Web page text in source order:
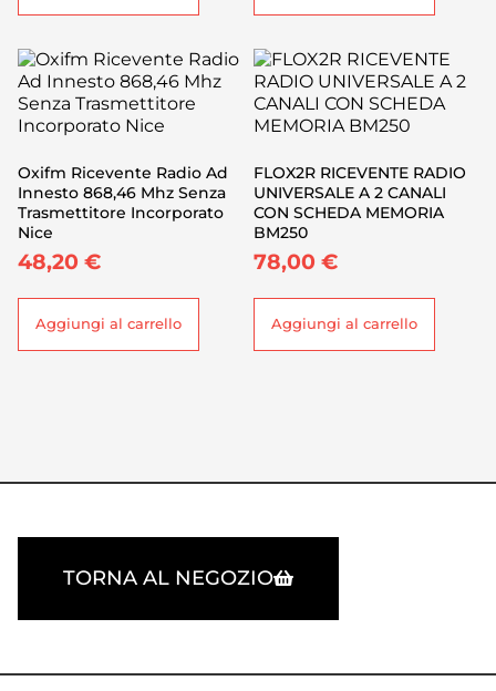
Oxifm Ricevente Radio Ad
Innesto 868,46 Mhz Senza
Trasmettitore Incorporato
Nice
48,20 €
Aggiungi al carrello
FLOX2R RICEVENTE RADIO
UNIVERSALE A 2 CANALI
CON SCHEDA MEMORIA
BM250
78,00 €
Aggiungi al carrello
TORNA AL NEGOZIO